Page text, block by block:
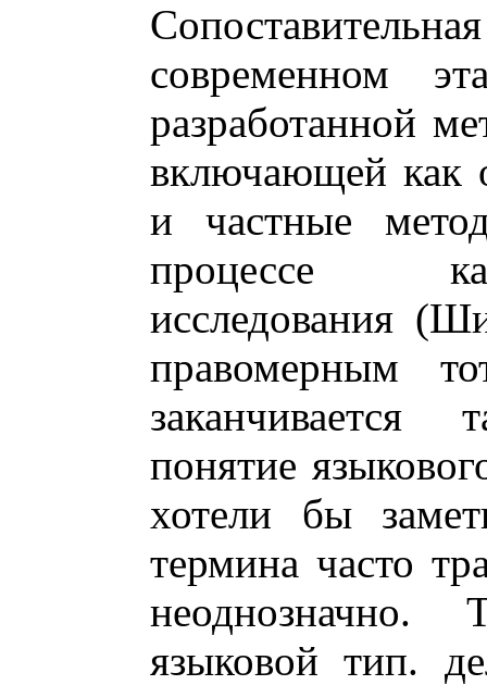
современном
разработанной
включающей как
и частные
процессе
исследования
правомерным
заканчивается
понятие
хотели бы
термина часто
неоднозначно.
языковой тип.